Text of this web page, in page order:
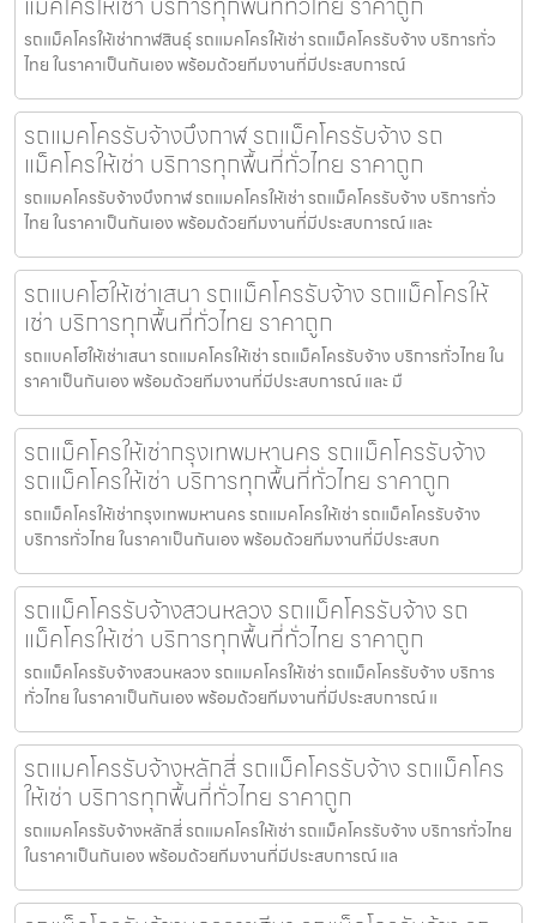
รถแม็คโครให้เช่ากาฬสินธุ์ รถแมคโครให้เช่า รถแม็คโครรับจ้าง บริการทั่ว
ไทย ในราคาเป็นกันเอง พร้อมด้วยทีมงานที่มีประสบการณ์
รถแมคโครรับจ้างบึงกาฬ รถแม็คโครรับจ้าง รถ
แม็คโครให้เช่า บริการทุกพื้นที่ทั่วไทย ราคาถูก
รถแมคโครรับจ้างบึงกาฬ รถแมคโครให้เช่า รถแม็คโครรับจ้าง บริการทั่ว
ไทย ในราคาเป็นกันเอง พร้อมด้วยทีมงานที่มีประสบการณ์ และ
รถแบคโฮให้เช่าเสนา รถแม็คโครรับจ้าง รถแม็คโครให้
เช่า บริการทุกพื้นที่ทั่วไทย ราคาถูก
รถแบคโฮให้เช่าเสนา รถแมคโครให้เช่า รถแม็คโครรับจ้าง บริการทั่วไทย ใน
ราคาเป็นกันเอง พร้อมด้วยทีมงานที่มีประสบการณ์ และ มื
รถแม็คโครให้เช่ากรุงเทพมหานคร รถแม็คโครรับจ้าง
รถแม็คโครให้เช่า บริการทุกพื้นที่ทั่วไทย ราคาถูก
รถแม็คโครให้เช่ากรุงเทพมหานคร รถแมคโครให้เช่า รถแม็คโครรับจ้าง
บริการทั่วไทย ในราคาเป็นกันเอง พร้อมด้วยทีมงานที่มีประสบก
รถแม็คโครรับจ้างสวนหลวง รถแม็คโครรับจ้าง รถ
แม็คโครให้เช่า บริการทุกพื้นที่ทั่วไทย ราคาถูก
รถแม็คโครรับจ้างสวนหลวง รถแมคโครให้เช่า รถแม็คโครรับจ้าง บริการ
ทั่วไทย ในราคาเป็นกันเอง พร้อมด้วยทีมงานที่มีประสบการณ์ แ
รถแมคโครรับจ้างหลักสี่ รถแม็คโครรับจ้าง รถแม็คโคร
ให้เช่า บริการทุกพื้นที่ทั่วไทย ราคาถูก
รถแมคโครรับจ้างหลักสี่ รถแมคโครให้เช่า รถแม็คโครรับจ้าง บริการทั่วไทย
ในราคาเป็นกันเอง พร้อมด้วยทีมงานที่มีประสบการณ์ แล